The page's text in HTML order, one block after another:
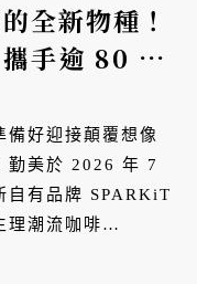
全新物種！
手逾 80 家
業革命
備好迎接顛覆想像
勤美於 2026 年 7
自有品牌 SPARKiT
理潮流咖啡